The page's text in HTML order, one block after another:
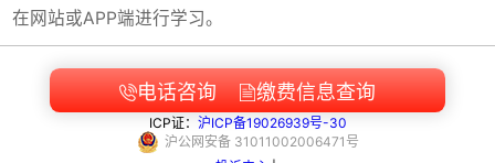
在网站或APP端进行学习。
电话咨询 缴费信息查询
ICP证： 沪ICP备19026939号-30
沪公网安备 31011002006471 号